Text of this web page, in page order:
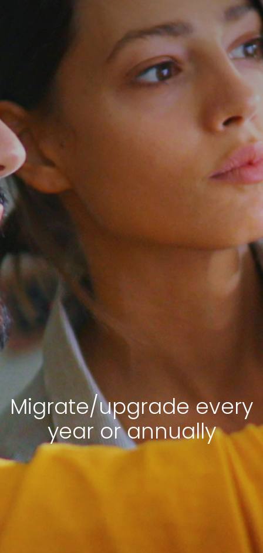
Migrate/upgrade every
year or annually